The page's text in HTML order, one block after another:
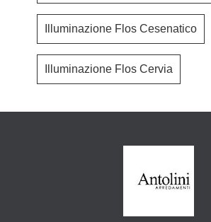
Illuminazione Flos Cesenatico
Illuminazione Flos Cervia